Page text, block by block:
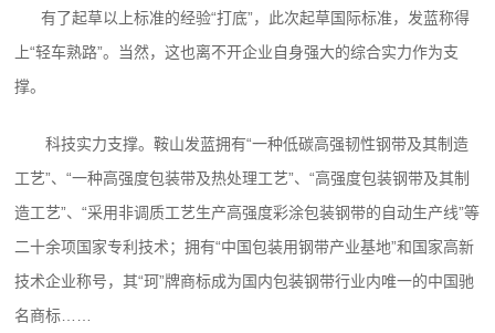
有了起草以上标准的经验“打底”，此次起草国际标准，发蓝称得
上“轻车熟路”。当然，这也离不开企业自身强大的综合实力作为支
撑。
科技实力支撑。鞍山发蓝拥有“一种低碳高强韧性钢带及其制造
工艺”、“一种高强度包装带及热处理工艺”、“高强度包装钢带及其制
造工艺”、“采用非调质工艺生产高强度彩涂包装钢带的自动生产线”等
二十余项国家专利技术；拥有“中国包装用钢带产业基地”和国家高新
技术企业称号，其“珂”牌商标成为国内包装钢带行业内唯一的中国驰
名商标……